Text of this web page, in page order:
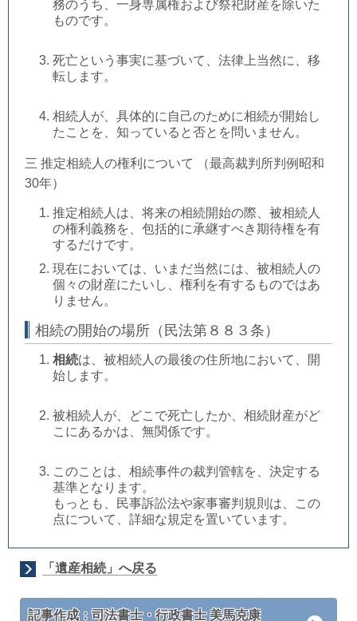
務のうち、一身専属権および祭祀財産を除いた
ものです。
死亡という事実に基づいて、法律上当然に、移
転します。
相続人が、具体的に自己のために相続が開始し
たことを、知っていると否とを問いません。
三 推定相続人の権利について （最高裁判所判例昭和
30年）
推定相続人は、将来の相続開始の際、被相続人
の権利義務を、包括的に承継すべき期待権を有
するだけです。
現在においては、いまだ当然には、被相続人の
個々の財産にたいし、権利を有するものではあ
りません。
相続の開始の場所（民法第８８３条）
相続は、被相続人の最後の住所地において、開
始します。
被相続人が、どこで死亡したか、相続財産がど
こにあるかは、無関係です。
このことは、相続事件の裁判管轄を、決定する
基準となります。
もっとも、民事訴訟法や家事審判規則は、この
点について、詳細な規定を置いています。
「遺産相続」へ戻る
記事作成：司法書士・行政書士 美馬克康